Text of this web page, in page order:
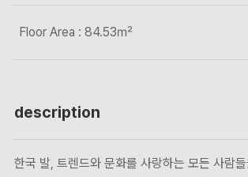
Floor Area : 84.53㎡
description
한국 발, 트렌드와 문화를 사랑하는 모든 사람